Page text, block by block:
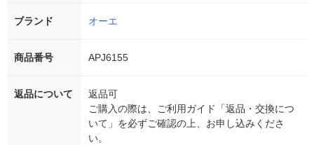
ブランド オーエ
商品番号 APJ6155
返品について
返品可
ご購入の際は、ご利用ガイド「返品・交換につ
いて」を必ずご確認の上、お申し込みくださ
い。